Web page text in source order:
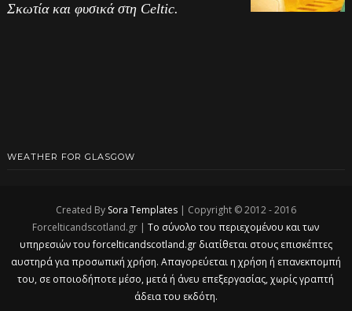
Σκωτία και φυσικά στη Celtic.
WEATHER FOR GLASGOW
Created By Sora Templates| Copyright © 2012 - 2016
Forcelticandscotland.gr |Το σύνολο του περιεχομένου και των
υπηρεσιών του forcelticandscotland.gr διατίθεται στους επισκέπτες
αυστηρά για προσωπική χρήση. Απαγορεύεται η χρήση ή επανεκπομπή
του, σε οποιοδήποτε μέσο, μετά ή άνευ επεξεργασίας, χωρίς γραπτή
άδεια του εκδότη.